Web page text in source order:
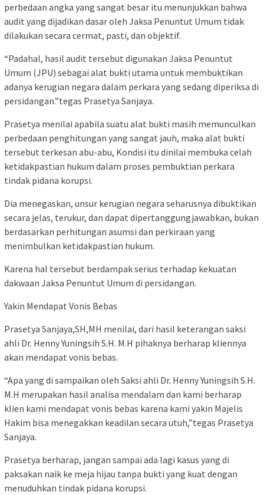
perbedaan angka yang sangat besar itu menunjukkan bahwa
audit yang dijadikan dasar oleh Jaksa Penuntut Umum tidak
dilakukan secara cermat, pasti, dan objektif.
“Padahal, hasil audit tersebut digunakan Jaksa Penuntut
Umum (JPU) sebagai alat bukti utama untuk membuktikan
adanya kerugian negara dalam perkara yang sedang diperiksa di
persidangan.”tegas Prasetya Sanjaya.
Prasetya menilai apabila suatu alat bukti masih memunculkan
perbedaan penghitungan yang sangat jauh, maka alat bukti
tersebut terkesan abu-abu, Kondisi itu dinilai membuka celah
ketidakpastian hukum dalam proses pembuktian perkara
tindak pidana korupsi.
Dia menegaskan, unsur kerugian negara seharusnya dibuktikan
secara jelas, terukur, dan dapat dipertanggungjawabkan, bukan
berdasarkan perhitungan asumsi dan perkiraan yang
menimbulkan ketidakpastian hukum.
Karena hal tersebut berdampak serius terhadap kekuatan
dakwaan Jaksa Penuntut Umum di persidangan.
Yakin Mendapat Vonis Bebas
Prasetya Sanjaya,SH,MH menilai, dari hasil keterangan saksi
ahli Dr. Henny Yuningsih S.H. M.H pihaknya berharap kliennya
akan mendapat vonis bebas.
“Apa yang di sampaikan oleh Saksi ahli Dr. Henny Yuningsih S.H.
M.H merupakan hasil analisa mendalam dan kami berharap
klien kami mendapat vonis bebas karena kami yakin Majelis
Hakim bisa menegakkan keadilan secara utuh,”tegas Prasetya
Sanjaya.
Prasetya berharap, jangan sampai ada lagi kasus yang di
paksakan naik ke meja hijau tanpa bukti yang kuat dengan
menuduhkan tindak pidana korupsi.